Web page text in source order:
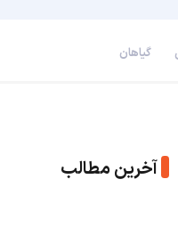
گیاهان
آخرین مطالب